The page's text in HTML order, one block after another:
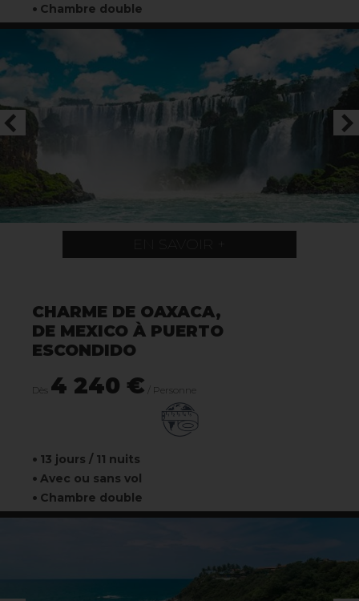
Chambre double
EN SAVOIR +
CHARME DE OAXACA,
DE MEXICO À PUERTO
ESCONDIDO
Dès 4 240 € / Personne
13 jours / 11 nuits
Avec ou sans vol
Chambre double